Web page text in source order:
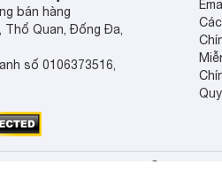
bán hàng
Thổ Quan, Đống Đa,
số 0106373516,
© 2013 -